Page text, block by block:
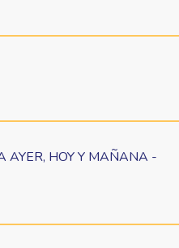
AYER, HOY Y MAÑANA -